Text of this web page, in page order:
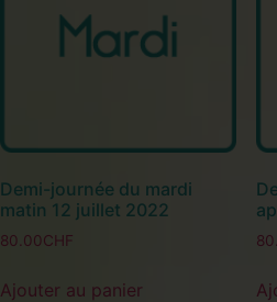
Demi-journée du mardi
matin 12 juillet 2022
80.00CHF
Ajouter au panier